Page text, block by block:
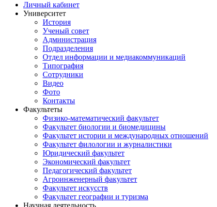
Личный кабинет
Университет
История
Ученый совет
Администрация
Подразделения
Отдел информации и медиакоммуникаций
Типография
Сотрудники
Видео
Фото
Контакты
Факультеты
Физико-математический факультет
Факультет биологии и биомедицины
Факультет истории и международных отношений
Факультет филологии и журналистики
Юридический факультет
Экономический факультет
Педагогический факультет
Агроинженерный факультет
Факультет искусств
Факультет географии и туризма
Научная деятельность